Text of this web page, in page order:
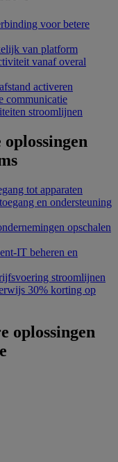
voor betere
van platform
vanaf overal
activeren
communicatie
stroomlijnen
tot apparaten
en ondersteuning
opschalen
IT beheren en
stroomlijnen
30% korting op
oplossingen